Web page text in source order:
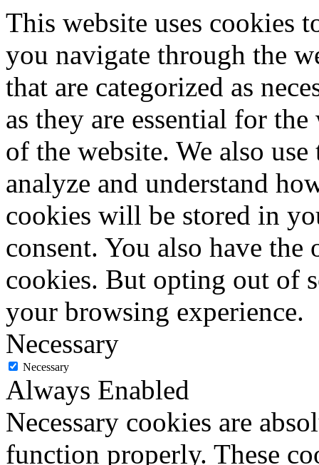
This website uses cookies
you navigate through the
that are categorized as
as they are essential for
of the website. We also
analyze and understand
cookies will be stored in
consent. You also have
cookies. But opting out of
your browsing experience.
Necessary
Necessary
Always Enabled
Necessary cookies are
function properly. These